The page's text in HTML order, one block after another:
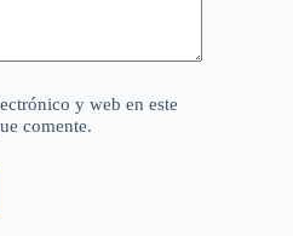
y web en este
comente.